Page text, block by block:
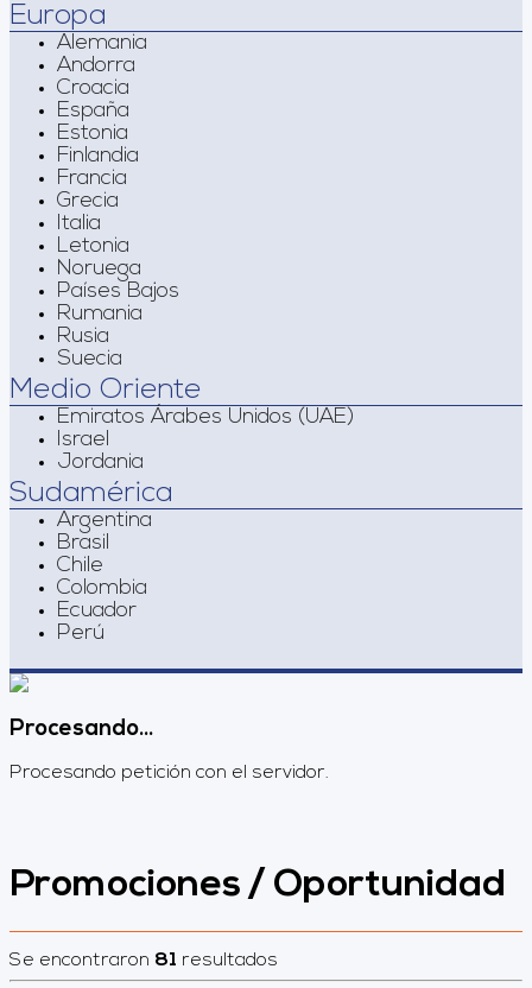
Europa
Alemania
Andorra
Croacia
España
Estonia
Finlandia
Francia
Grecia
Italia
Letonia
Noruega
Países Bajos
Rumania
Rusia
Suecia
Medio Oriente
Emiratos Árabes Unidos (UAE)
Israel
Jordania
Sudamérica
Argentina
Brasil
Chile
Colombia
Ecuador
Perú
Procesando...
Procesando petición con el servidor.
Promociones / Oportunidad
Se encontraron 81 resultados